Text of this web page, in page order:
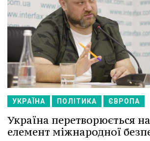
УКРАЇНА ПОЛІТИКА ЄВРОПА
Україна перетворюється
елемент міжнародної